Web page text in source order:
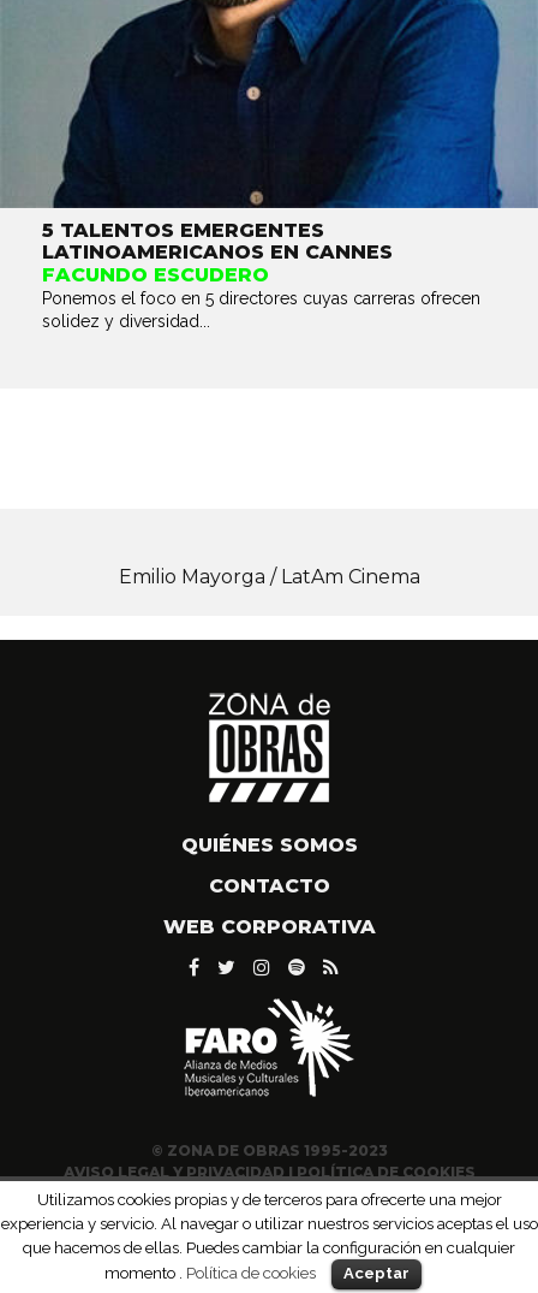
5 TALENTOS EMERGENTES
LATINOAMERICANOS EN CANNES
FACUNDO ESCUDERO
Ponemos el foco en 5 directores cuyas carreras ofrecen
solidez y diversidad...
Emilio Mayorga / LatAm Cinema
QUIÉNES SOMOS
CONTACTO
WEB CORPORATIVA
© ZONA DE OBRAS 1995-2023
AVISO LEGAL Y PRIVACIDAD|POLÍTICA DE COOKIES
Utilizamos cookies propias y de terceros para ofrecerte una mejor
experiencia y servicio. Al navegar o utilizar nuestros servicios aceptas el uso
que hacemos de ellas. Puedes cambiar la configuración en cualquier
momento . Política de cookies Aceptar